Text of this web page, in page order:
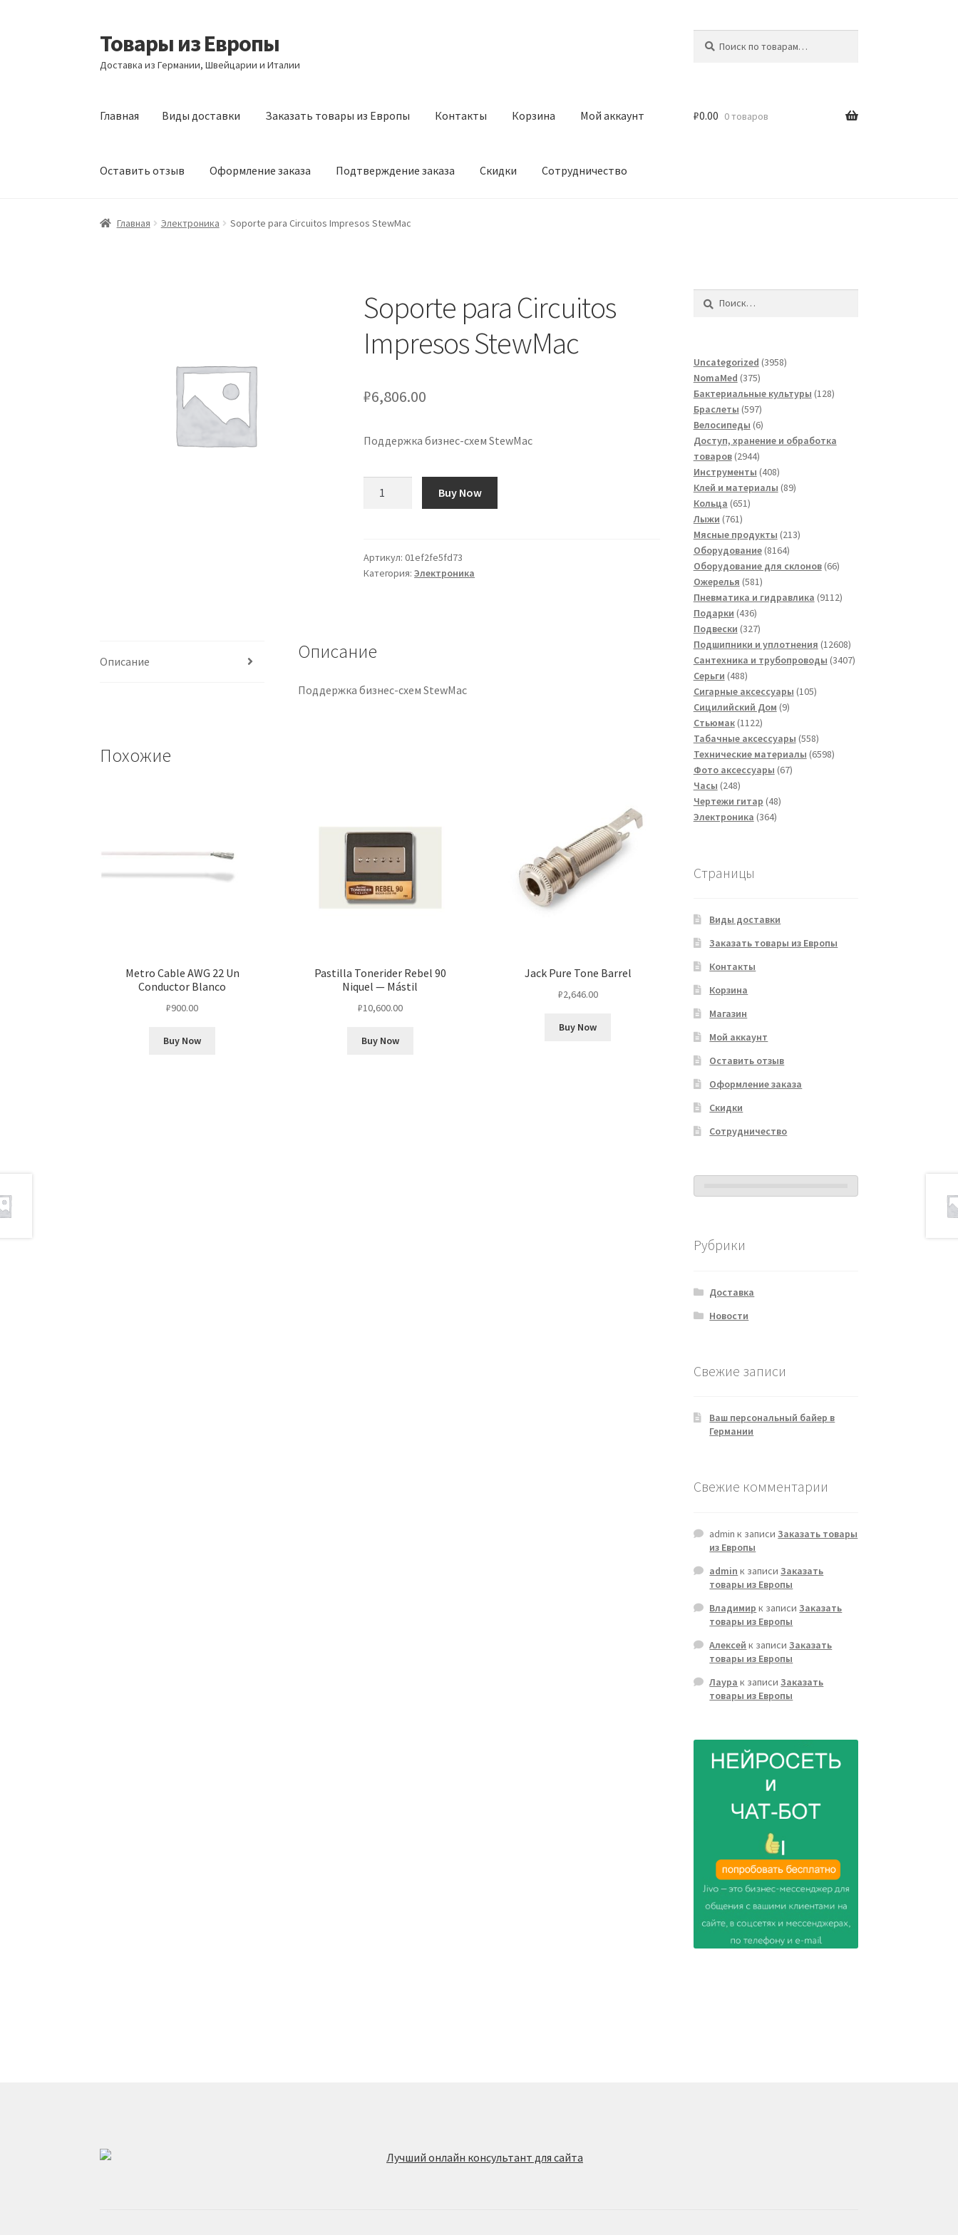
Перейти
к
навигации
Перейти
к
содержимому
Товары из Европы
Доставка из Германии, Швейцарии и Италии
Главная Виды доставки Заказать товары из Европы Контакты Корзина Мой аккаунт
Оставить отзыв Оформление заказа Подтверждение заказа Скидки Сотрудничество
Главная Виды доставки Заказать товары из Европы Контакты
₽0.00 0 товаров
Главная Электроника Soporte para Circuitos Impresos StewMac
Soporte para Circuitos
Impresos StewMac
₽6,806.00
Поддержка бизнес-схем StewMac
Circuitos
Impresos
Buy Now
Артикул:01ef2fe5fd73
Категория:Электроника
Описание Описание
Поддержка бизнес-схем StewMac
Похожие
Metro Cable AWG 22 Un
Conductor Blanco
₽900.00
Buy Now
Pastilla Tonerider Rebel 90
Niquel — Mástil
₽10,600.00
Buy Now
Jack Pure Tone Barrel
₽2,646.00
Buy Now
Uncategorized 39583958
NomaMed 375375
товаров
Бактериальные культуры 128128
Браслеты 597597
товаров
Велосипеды 66
товаров
Доступ, хранение и обработка
товаров 29442944
товара
Инструменты 408408
товаров
Клей и материалы 8989
Кольца 651651
Лыжи 761761
товар
Мясные продукты 213213
Оборудование 81648164
товара
Оборудование для склонов 6666
Ожерелья 581581
товар
Пневматика и гидравлика 91129112
Подарки 436436
товаров
Подвески 327327
товаров
Подшипники и уплотнения 1260812608
товаров
Сантехника и трубопроводы 34073407
Серьги 488488
товаров
Сигарные аксессуары 105105
Сицилийский Дом 99
Стьюмак 11221122
товара
Табачные аксессуары 558558
товаров
Технические материалы 65986598
Фото аксессуары 6767
Часы 248248
товаров
Чертежи гитар 4848
Электроника 364364
Страницы
Виды доставки
Заказать товары из Европы
Контакты
Корзина
Магазин
Мой аккаунт
Оставить отзыв
Оформление заказа
Скидки
Сотрудничество
Рубрики
Доставка
Новости
Свежие записи
Ваш персональный байер в
Германии
Свежие комментарии
admin к записиЗаказать товары
из Европы
admin к записиЗаказать
товары из Европы
Владимир к записиЗаказать
товары из Европы
Алексей к записиЗаказать
товары из Европы
Лаура к записиЗаказать
товары из Европы